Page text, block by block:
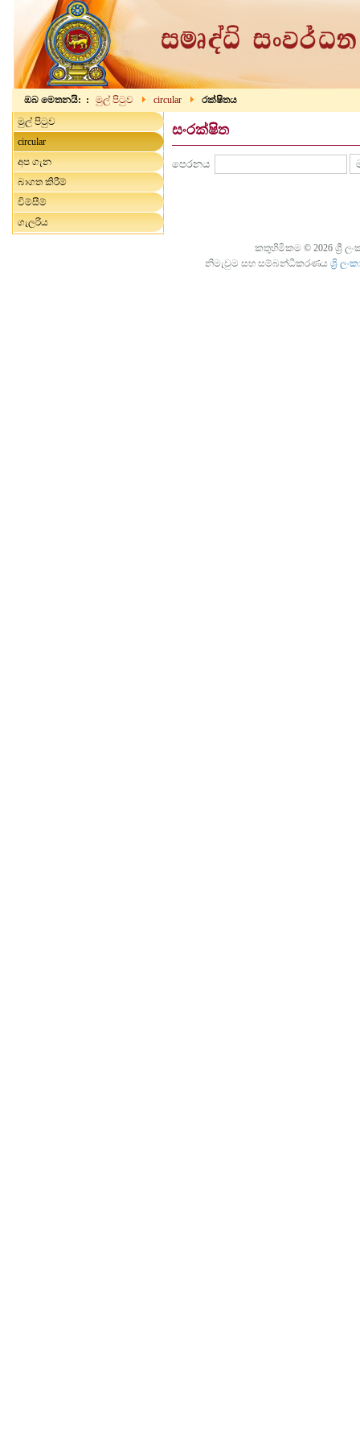
ඔබ මෙතනයි: : මුල් පිටුව circular රක්ෂිතය
සංරක්ෂිත
පෙරනය
මුල් පිටුව
circular
අප ගැන
බාගත කිරීම්
විම්සීම්
ගැලරිය
කතුහිමිකම © 2026 ශ්‍රී
නිමැවුම සහ සම්බන්ධීකරණය ශ්‍රි